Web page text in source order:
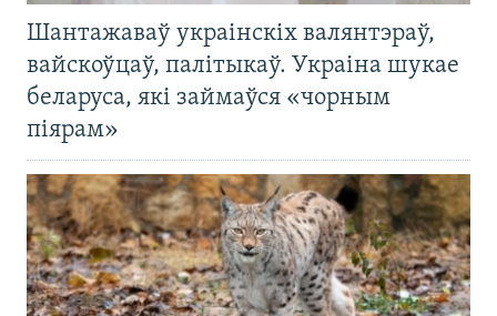
Шантажаваў украінскіх валянтэраў,
вайскоўцаў, палітыкаў. Украіна шукае
беларуса, які займаўся «чорным
піярам»